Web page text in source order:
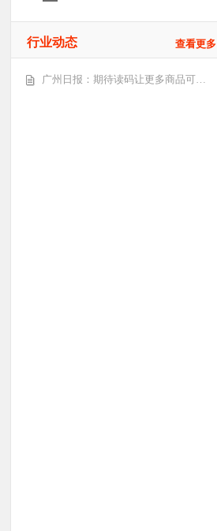
行业动态 查看更多
广州日报：期待读码让更多商品可…